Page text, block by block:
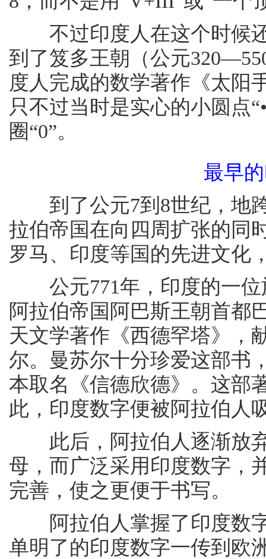
不过印度人在这个时候还
到了笈多王朝（公元
度人完成的数学著作《太阳
只不过当时是实心的小圆点
圈“0”。
最早
到了公元7到8世纪，地跨
拉伯帝国在向四周扩张的同
罗马、印度等国的先进文化
公元771年，印度的一位
阿拉伯帝国阿巴斯王朝首都
天文学著作《西德罕塔》，
尔。曼苏尔十分珍爱这部书
本取名《信德欣德》。这部
此，印度数字便被阿拉伯人
此后，阿拉伯人逐渐放弃
母，而广泛采用印度数字，
完善，使之更便于书写。
阿拉伯人掌握了印度数字
单明了的印度数字一传到欧